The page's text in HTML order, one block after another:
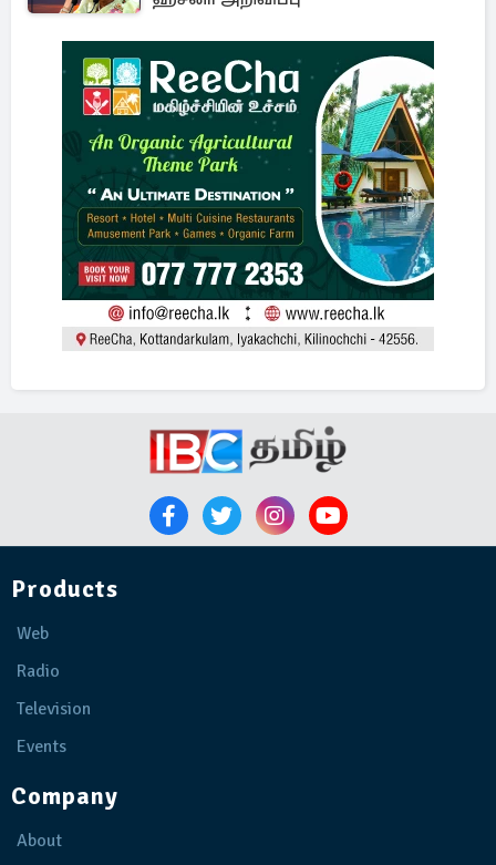
Products
Web
Radio
Television
Events
Company
About